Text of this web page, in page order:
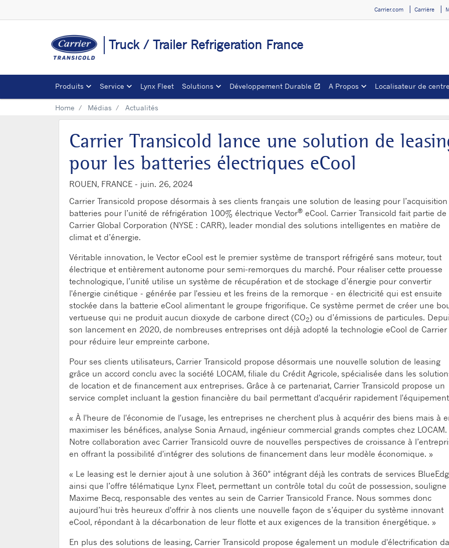
Carrier.com Carrière
Truck / Trailer Refrigeration France
Produits Service Lynx Fleet Solutions Développement Durable open_in_newOuvrir dans une
A Propos Localisateur de
Home Médias Actualités
Carrier Transicold lance une solution de
pour les batteries électriques eCool
ROUEN, FRANCE - juin. 26, 2024
Carrier Transicold propose désormais à ses clients français une solution de leasing pour
batteries pour l’unité de réfrigération 100% électrique Vector® eCool. Carrier Transicold fait partie de
Carrier Global Corporation (NYSE : CARR), leader mondial des solutions intelligentes en matière de
climat et d’énergie.
Véritable innovation, le Vector eCool est le premier système de transport réfrigéré sans moteur, tout
électrique et entièrement autonome pour semi-remorques du marché. Pour réaliser cette prouesse
technologique, l’unité utilise un système de récupération et de stockage d’énergie pour convertir
l'énergie cinétique - générée par l'essieu et les freins de la remorque - en électricité qui est ensuite
stockée dans la batterie eCool alimentant le groupe frigorifique. Ce système permet de créer une
vertueuse qui ne produit aucun dioxyde de carbone direct (CO2) ou d’émissions de particules.
son lancement en 2020, de nombreuses entreprises ont déjà adopté la technologie eCool de Carrier
pour réduire leur empreinte carbone.
Pour ses clients utilisateurs, Carrier Transicold propose désormais une nouvelle solution de leasing
grâce un accord conclu avec la société LOCAM, filiale du Crédit Agricole, spécialisée dans les
de location et de financement aux entreprises. Grâce à ce partenariat, Carrier Transicold propose un
service complet incluant la gestion financière du bail permettant d'acquérir rapidement
« À l'heure de l'économie de l'usage, les entreprises ne cherchent plus à acquérir des biens mais à
maximiser les bénéfices, analyse Sonia Arnaud, ingénieur commercial grands comptes chez LOCAM.
Notre collaboration avec Carrier Transicold ouvre de nouvelles perspectives de croissance à
en offrant la possibilité d'intégrer des solutions de financement dans leur modèle économique. »
« Le leasing est le dernier ajout à une solution à 360° intégrant déjà les contrats de services
ainsi que l’offre télématique Lynx Fleet, permettant un contrôle total du coût de possession, souligne
Maxime Becq, responsable des ventes au sein de Carrier Transicold France. Nous sommes donc
aujourd’hui très heureux d'offrir à nos clients une nouvelle façon de s’équiper du système innovant
eCool, répondant à la décarbonation de leur flotte et aux exigences de la transition énergétique. »
En plus des solutions de leasing, Carrier Transicold propose également un module d'électrification